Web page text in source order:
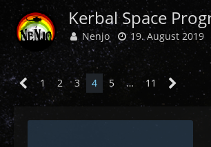
Kerbal Space
Nenjo 19. August 2019
1 2 3 4 5 … 11